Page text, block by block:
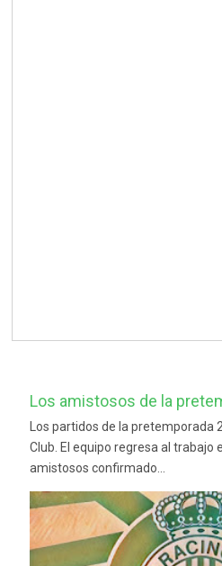
Los amistosos de la
Los partidos de la pretemporada
Club. El equipo regresa al trabajo
amistosos confirmado...